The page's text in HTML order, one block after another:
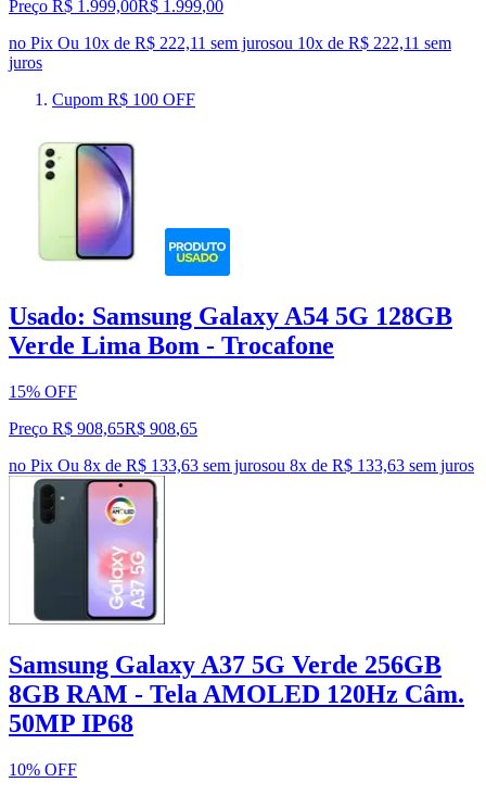
Preço R$ 1.999,00R$ 1.999,00
no Pix Ou 10x de R$ 222,11 sem jurosou 10x de R$ 222,11 sem
juros
Cupom R$ 100 OFF
Usado: Samsung Galaxy A54 5G 128GB
Verde Lima Bom - Trocafone
15% OFF
Preço R$ 908,65R$ 908,65
no Pix Ou 8x de R$ 133,63 sem jurosou 8x de R$ 133,63 sem juros
Samsung Galaxy A37 5G Verde 256GB
8GB RAM - Tela AMOLED 120Hz Câm.
50MP IP68
10% OFF